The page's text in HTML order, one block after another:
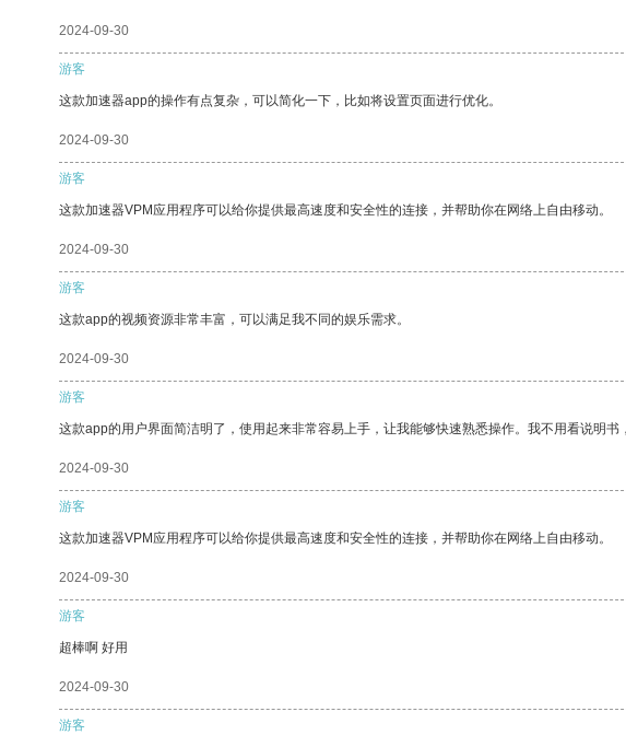
2024-09-30
游客
这款加速器app的操作有点复杂，可以简化一下，比如将设置页面进行优化。
2024-09-30
游客
这款加速器VPM应用程序可以给你提供最高速度和安全性的连接，并帮助你在网络上自由移动。
2024-09-30
游客
这款app的视频资源非常丰富，可以满足我不同的娱乐需求。
2024-09-30
游客
这款app的用户界面简洁明了，使用起来非常容易上手，让我能够快速熟悉操作。我不用看说明书
2024-09-30
游客
这款加速器VPM应用程序可以给你提供最高速度和安全性的连接，并帮助你在网络上自由移动。
2024-09-30
游客
超棒啊 好用
2024-09-30
游客